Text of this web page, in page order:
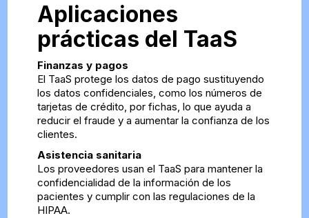
Aplicaciones
prácticas del TaaS
Finanzas y pagos
El TaaS protege los datos de pago sustituyendo
los datos confidenciales, como los números de
tarjetas de crédito, por fichas, lo que ayuda a
reducir el fraude y a aumentar la confianza de los
clientes.
Asistencia sanitaria
Los proveedores usan el TaaS para mantener la
confidencialidad de la información de los
pacientes y cumplir con las regulaciones de la
HIPAA.